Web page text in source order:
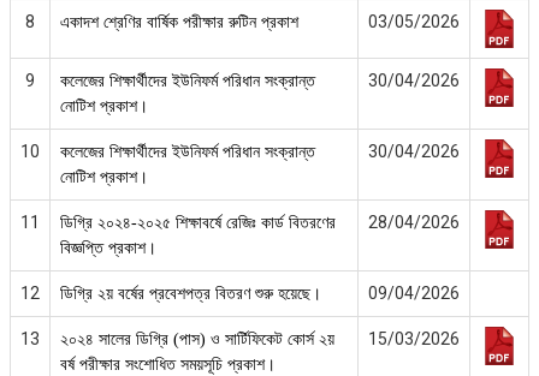
8 একাদশ শ্রেণির বার্ষিক পরীক্ষার রুটিন প্রকাশ 03/05/2026
9
কলেজের শিক্ষার্থীদের ইউনিফর্ম পরিধান সংক্রান্ত
নোটিশ প্রকাশ।
30/04/2026
10
কলেজের শিক্ষার্থীদের ইউনিফর্ম পরিধান সংক্রান্ত
নোটিশ প্রকাশ।
30/04/2026
11
ডিগ্রি ২০২৪-২০২৫ শিক্ষাবর্ষে রেজিঃ কার্ড বিতরণের
বিজ্ঞপ্তি প্রকাশ।
28/04/2026
12 ডিগ্রি ২য় বর্ষের প্রবেশপত্র বিতরণ শুরু হয়েছে। 09/04/2026
13
২০২৪ সালের ডিগ্রি (পাস) ও সার্টিফিকেট কোর্স ২য়
বর্ষ পরীক্ষার সংশোধিত সময়সূচি প্রকাশ।
15/03/2026